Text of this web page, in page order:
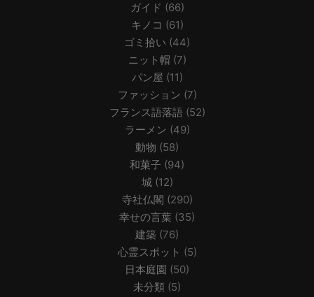
ガイド (66)
キノコ (61)
ゴミ拾い (44)
ニット帽 (7)
パン屋 (11)
ファッション (7)
フランス語落語 (52)
ラーメン (49)
動物 (58)
和菓子 (94)
城(12)
寺社仏閣 (290)
幸せの言葉 (35)
建築 (76)
心霊スポット (5)
日本庭園 (50)
未分類 (5)